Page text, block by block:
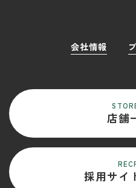
会社情報
店舗
採用サイ